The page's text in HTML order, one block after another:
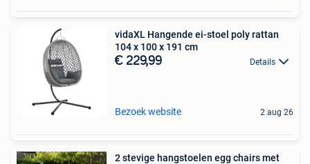
vidaXL Hangende ei-stoel poly rattan
104 x 100 x 191 cm
€ 229,99 Details
Bezoek website 2 aug 26
2 stevige hangstoelen egg chairs met